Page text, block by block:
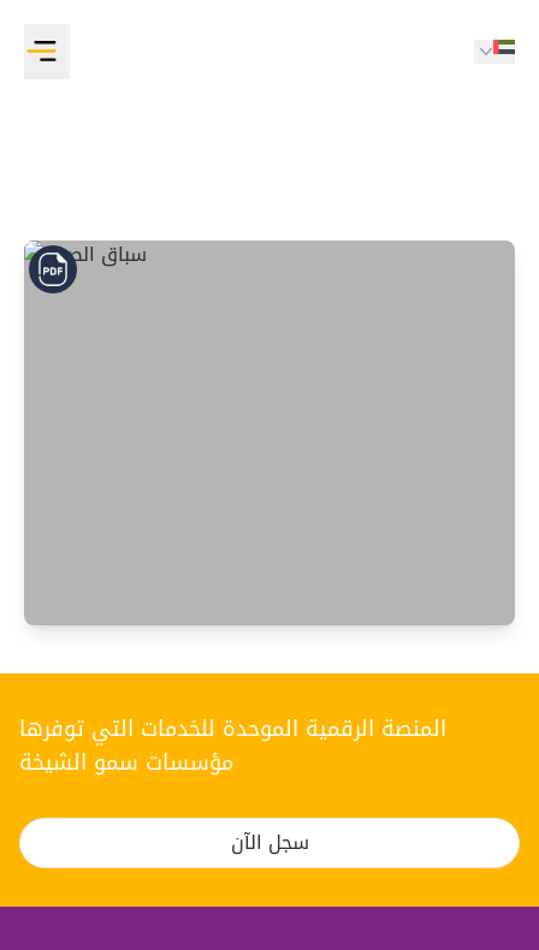
المنصة الرقمية الموحدة للخدمات التي توفرها
مؤسسات سمو الشيخة
سجل الآن